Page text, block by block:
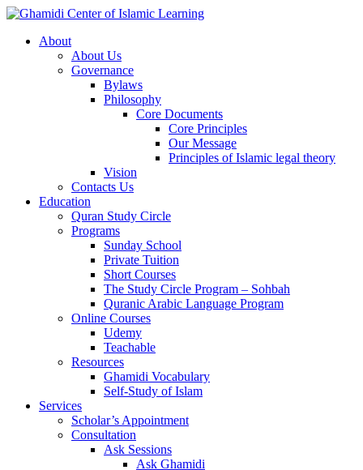
About
About Us
Governance
Bylaws
Philosophy
Core Documents
Core Principles
Our Message
Principles of Islamic legal theory
Vision
Contacts Us
Education
Quran Study Circle
Programs
Sunday School
Private Tuition
Short Courses
The Study Circle Program – Sohbah
Quranic Arabic Language Program
Online Courses
Udemy
Teachable
Resources
Ghamidi Vocabulary
Self-Study of Islam
Services
Scholar’s Appointment
Consultation
Ask Sessions
Ask Ghamidi